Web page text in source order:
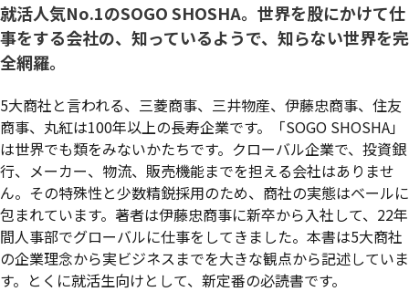
就活人気No.1のSOGO SHOSHA。世界を股にかけて仕
事をする会社の、知っているようで、知らない世界を完
全網羅。
5大商社と言われる、三菱商事、三井物産、伊藤忠商事、住友
商事、丸紅は100年以上の長寿企業です。「SOGO SHOSHA」
は世界でも類をみないかたちです。クローバル企業で、投資銀
行、メーカー、物流、販売機能までを担える会社はありませ
ん。その特殊性と少数精鋭採用のため、商社の実態はベールに
包まれています。著者は伊藤忠商事に新卒から入社して、22年
間人事部でグローバルに仕事をしてきました。本書は5大商社
の企業理念から実ビジネスまでを大きな観点から記述していま
す。とくに就活生向けとして、新定番の必読書です。